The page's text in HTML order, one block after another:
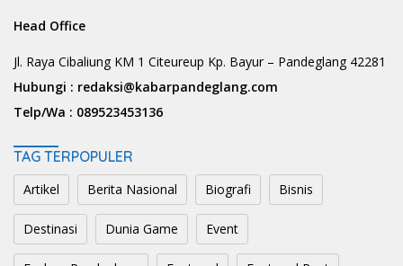
Head Office
Jl. Raya Cibaliung KM 1 Citeureup Kp. Bayur – Pandeglang 42281
Hubungi : redaksi@kabarpandeglang.com
Telp/Wa : 089523453136
TAG TERPOPULER
Artikel Berita Nasional Biografi Bisnis
Destinasi Dunia Game Event